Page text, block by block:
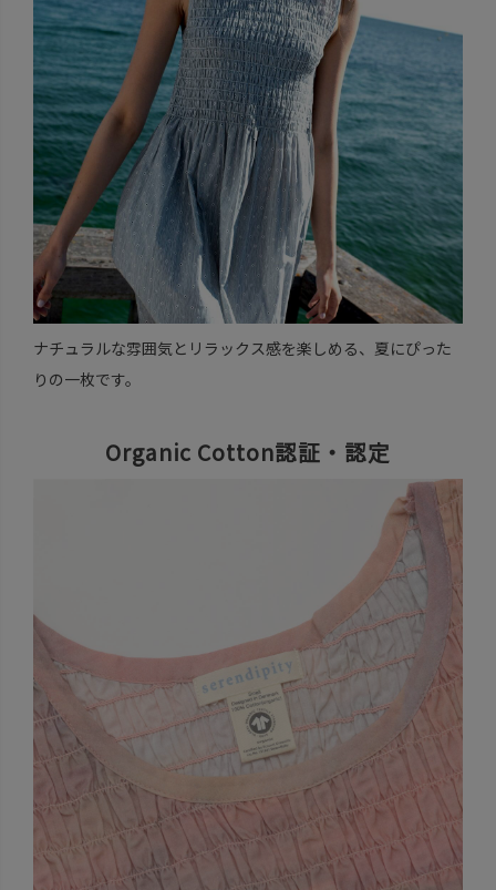
ナチュラルな雰囲気とリラックス感を楽しめる、夏にぴった
りの一枚です。
Organic Cotton認証・認定